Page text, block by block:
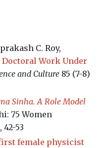
C. Roy,
Work Under
and Culture 85 (7-8)
Sinha. A Role Model
75 Women
53
female physicist